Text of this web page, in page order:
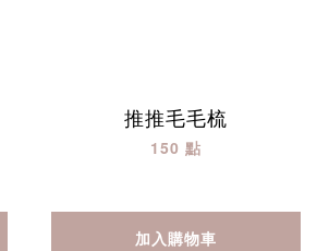
推推毛毛梳
150 點
加入購物車